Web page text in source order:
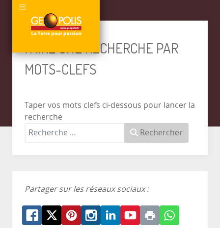
FAIRE UNE RECHERCHE PAR
MOTS-CLEFS
Taper vos mots clefs ci-dessous pour lancer la
recherche
Rechercher
Partager sur les réseaux sociaux :